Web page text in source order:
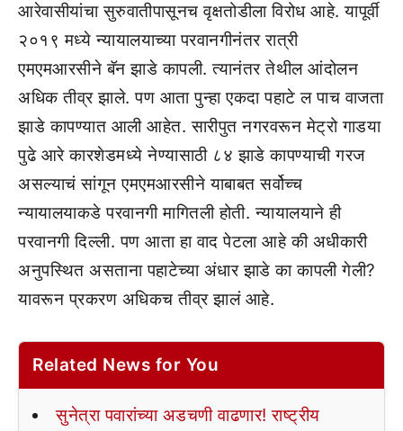
आरेवासीयांचा सुरुवातीपासूनच वृक्षतोडीला विरोध आहे. यापूर्वी
२०१९ मध्ये न्यायालयाच्या परवानगीनंतर रात्री
एमएमआरसीने बॅन झाडे कापली. त्यानंतर तेथील आंदोलन
अधिक तीव्र झाले. पण आता पुन्हा एकदा पहाटे ल पाच वाजता
झाडे कापण्यात आली आहेत. सारीपुत नगरवरून मेट्रो गाडया
पुढे आरे कारशेडमध्ये नेण्यासाठी ८४ झाडे कापण्याची गरज
असल्याचं सांगून एमएमआरसीने याबाबत सर्वोच्च
न्यायालयाकडे परवानगी मागितली होती. न्यायालयाने ही
परवानगी दिल्ली. पण आता हा वाद पेटला आहे की अधीकारी
अनुपस्थित असताना पहाटेच्या अंधार झाडे का कापली गेली?
यावरून प्रकरण अधिकच तीव्र झालं आहे.
Related News for You
सुनेत्रा पवारांच्या अडचणी वाढणार! राष्ट्रीय